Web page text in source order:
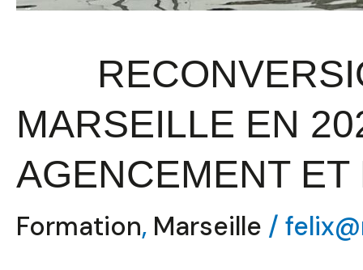
RECONVERSION MENUISERIE À
MARSEILLE EN
AGENCEMENT
Formation, Marseille /